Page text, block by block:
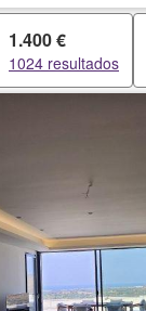
1.400 €
1024 resultados